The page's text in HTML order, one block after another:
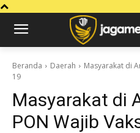
Beranda Daerah
Masyarakat di
19
Masyarakat di
PON Wajib